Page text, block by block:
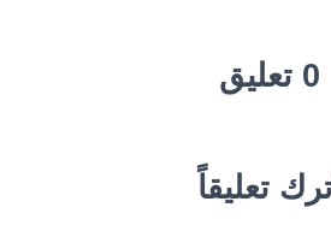
0 تعليق
تعليقاً